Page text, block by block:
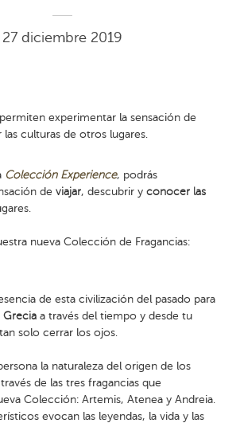
27 diciembre 2019
experimentar la sensación de
culturas de otros lugares.
Colección Experience, podrás
deviajar, descubrir yconocer las
nueva Colección de Fragancias:
de esta civilización del pasado para
Grecia a través del tiempo y desde tu
solo cerrar los ojos.
la naturaleza del origen de los
de las tres fragancias que
Colección: Artemis, Atenea y Andreia.
evocan las leyendas, la vida y las